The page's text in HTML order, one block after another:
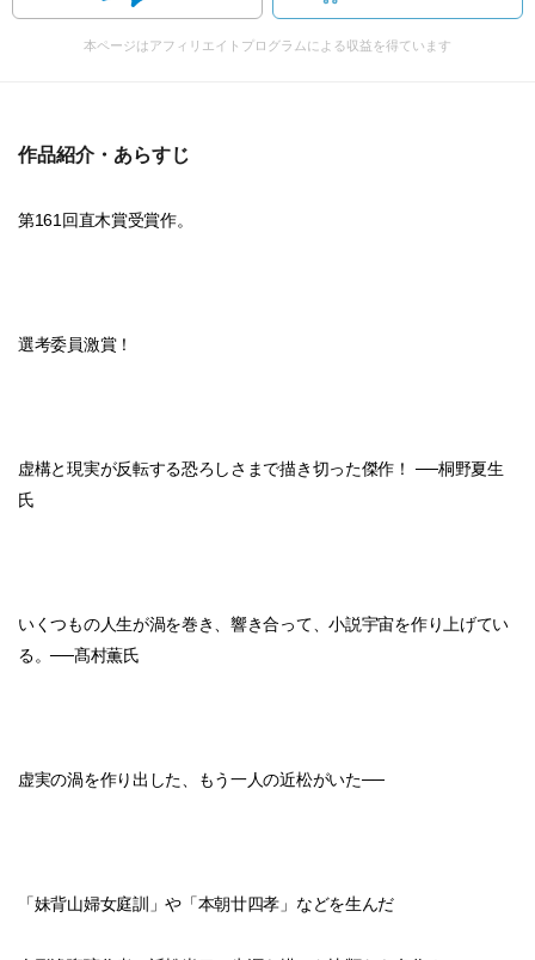
本ページはアフィリエイトプログラムによる収益を得ています
作品紹介・あらすじ
第161回直木賞受賞作。
選考委員激賞！
虚構と現実が反転する恐ろしさまで描き切った傑作！ ──桐野夏生
氏
いくつもの人生が渦を巻き、響き合って、小説宇宙を作り上げてい
る。──髙村薫氏
虚実の渦を作り出した、もう一人の近松がいた──
「妹背山婦女庭訓」や「本朝廿四孝」などを生んだ